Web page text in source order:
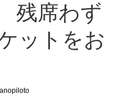
残席わず
ットをお